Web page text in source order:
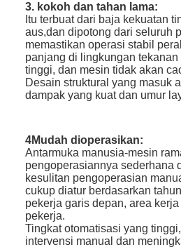
3. kokoh dan tahan lama:
Itu terbuat dari baja kekuatan
aus,dan dipotong dari seluruh
memastikan operasi stabil
panjang di lingkungan
tinggi, dan mesin tidak akan
Desain struktural yang masuk
dampak yang kuat dan umur
4Mudah dioperasikan:
Antarmuka manusia-mesin
pengoperasiannya sederhana
kesulitan pengoperasian
cukup diatur berdasarkan
pekerja garis depan, area
pekerja.
Tingkat otomatisasi yang
intervensi manual dan